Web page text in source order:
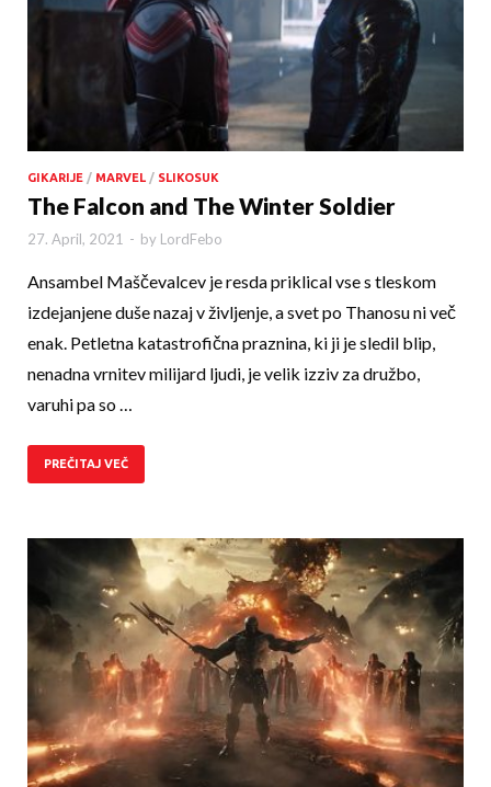
GIKARIJE / MARVEL / SLIKOSUK
The Falcon and The Winter Soldier
27. April, 2021 - by LordFebo
Ansambel Maščevalcev je resda priklical vse s tleskom
izdejanjene duše nazaj v življenje, a svet po Thanosu ni več
enak. Petletna katastrofična praznina, ki ji je sledil blip,
nenadna vrnitev milijard ljudi, je velik izziv za družbo,
varuhi pa so …
PREČITAJ VEČ